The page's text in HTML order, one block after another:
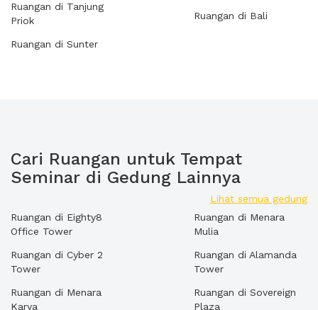
Ruangan di Tanjung
Priok
Ruangan di Sunter
Ruangan di Bali
Cari Ruangan untuk Tempat
Seminar di Gedung Lainnya
Lihat semua gedung
Ruangan di Eighty8
Office Tower
Ruangan di Cyber 2
Tower
Ruangan di Menara
Karya
Ruangan di Menara
Mulia
Ruangan di Alamanda
Tower
Ruangan di Sovereign
Plaza